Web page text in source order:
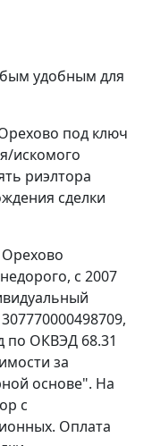
удобным для
под ключ
искомого
риэлтора
сделки
Орехово
с 2007
по ОКВЭД 68.31
за
основе". На
с
Оплата